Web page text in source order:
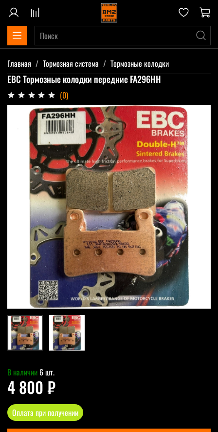
Главная Тормозная система Тормозные колодки
EBC Тормозные колодки передние FA296HH
(0)
В наличии 6 шт.
4 800 ₽
Оплата при получении